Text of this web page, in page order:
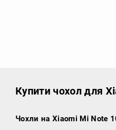
Купити чохол для
Чохли на Xiaomi Mi Note